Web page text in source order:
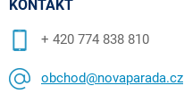
KONTAKT
+ 420 774 838 810
obchod@novaparada.cz